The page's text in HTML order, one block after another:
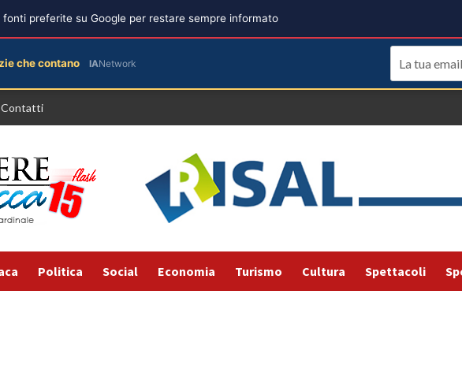
Contatti
Politica Social Economia Turismo Cultura Spettacoli
fonti preferite su Google per restare sempre informato
che contano IANetwork